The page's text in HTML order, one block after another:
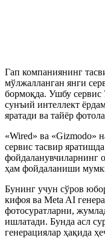
Гап компаниянинг
мўлжалланган янги
бормоқда. Ушбу сервис
сунъий интеллект
яратади ва тайёр
«Wired» ва «Gizmodo»
сервис тасвир
фойдаланувчиларнинг
ҳам фойдаланиши
Бунинг учун сўров
кифоя ва Meta AI
фотосуратларни,
ишлатади. Бунда асл
генерациялар ҳақида